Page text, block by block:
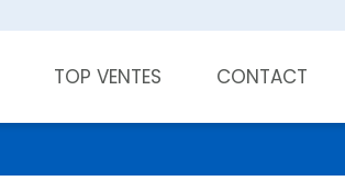
TOP VENTES CONTACT